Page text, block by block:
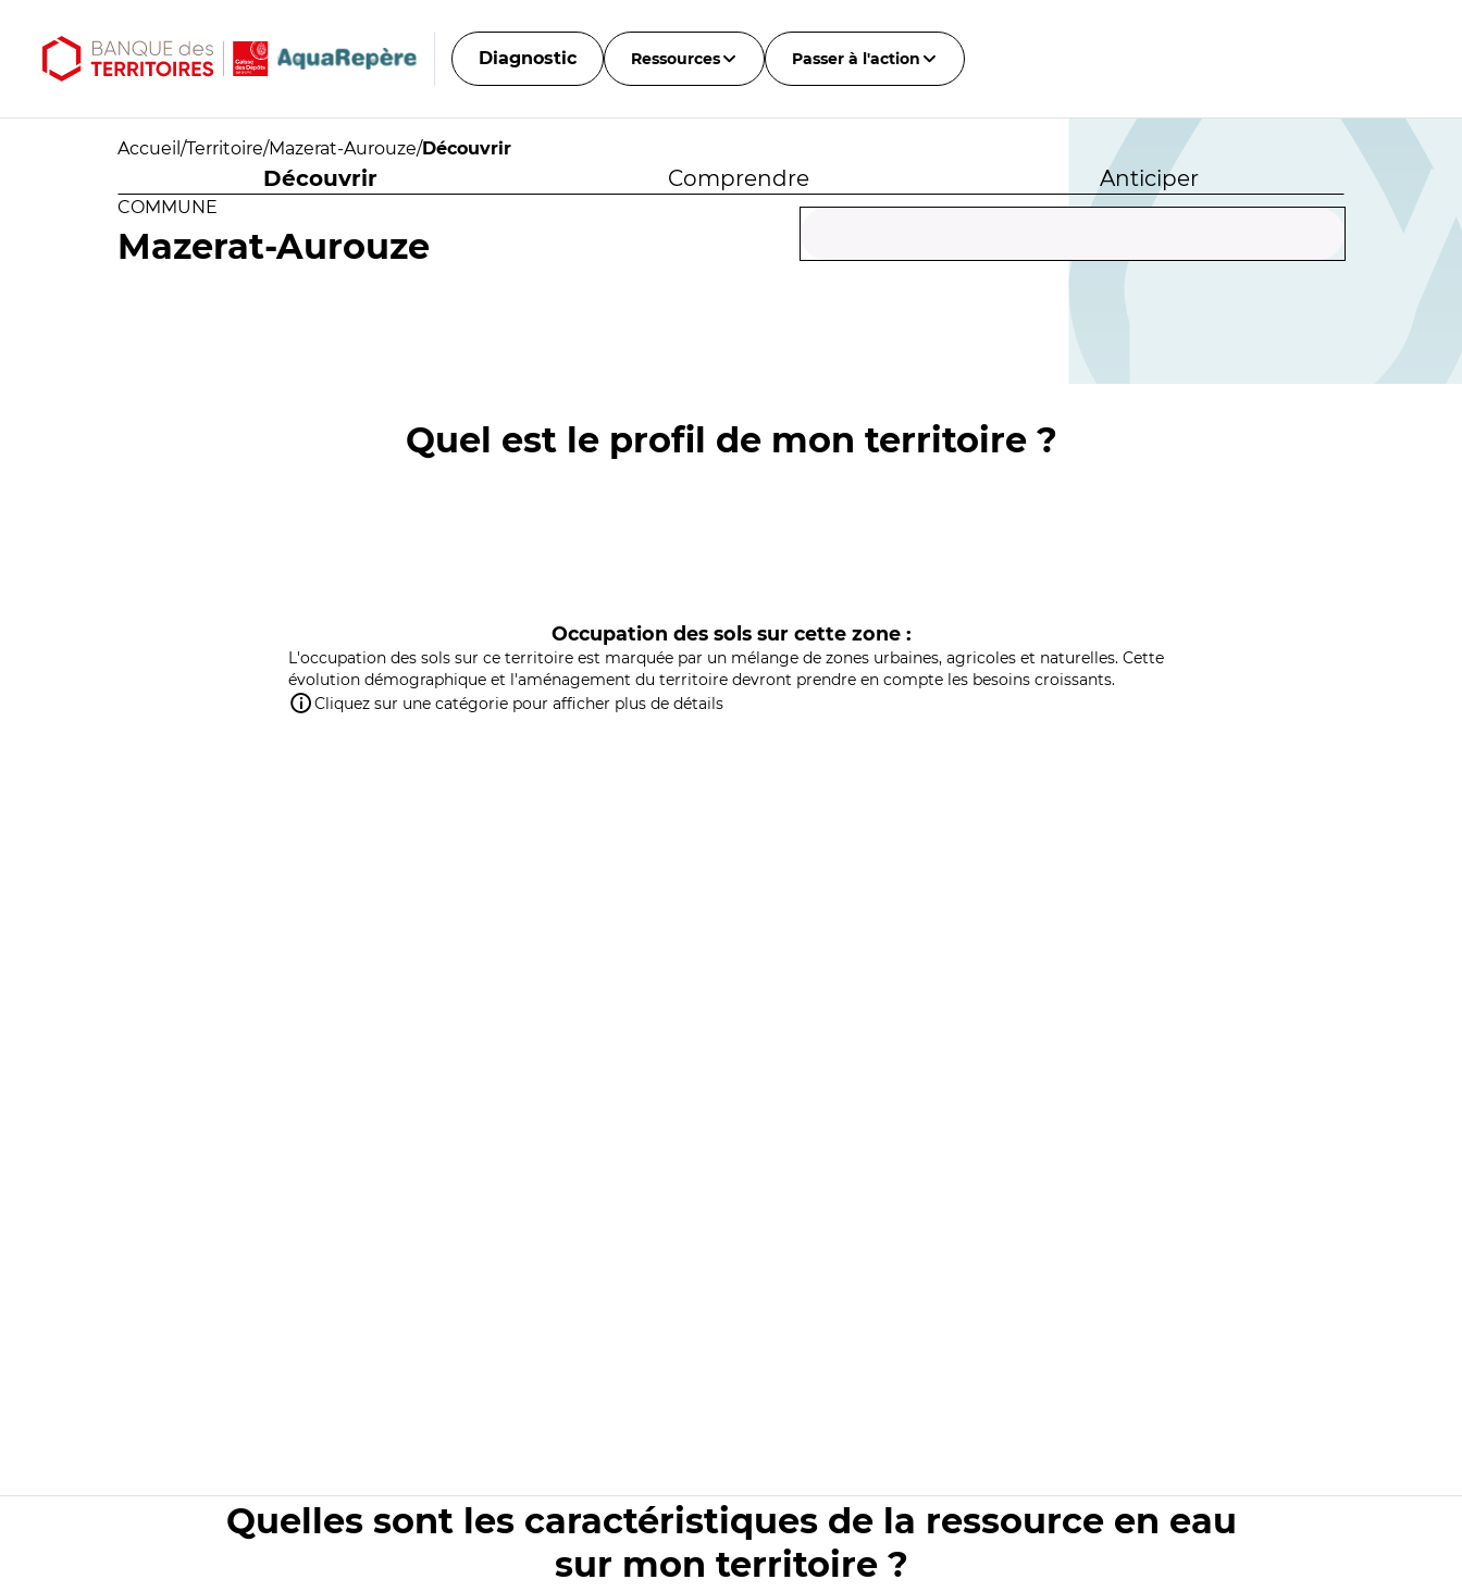
Diagnostic Ressources Passer à l'action
Accueil /Territoire/Mazerat-Aurouze/Découvrir
Découvrir Comprendre Anticiper
COMMUNE
Mazerat-Aurouze
Quel est le profil de mon territoire ?
Occupation des sols sur cette zone :
L'occupation des sols sur ce territoire est marquée par un mélange de zones urbaines, agricoles et naturelles. Cette
évolution démographique et l'aménagement du territoire devront prendre en compte les besoins croissants.
Cliquez sur une catégorie pour afficher plus de détails
Quelles sont les caractéristiques de la ressource en eau
sur mon territoire ?